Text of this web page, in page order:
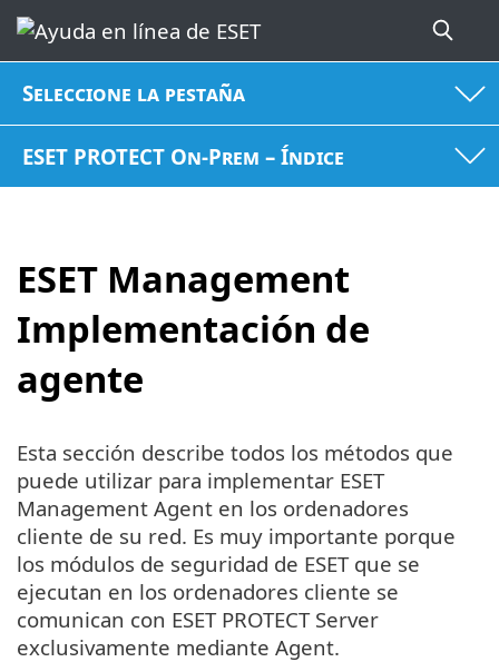
Seleccione la pestaña
ESET PROTECT On-Prem – Índice
ESET Management
Implementación de
agente
Esta sección describe todos los métodos que
puede utilizar para implementar ESET
Management Agent en los ordenadores
cliente de su red. Es muy importante porque
los módulos de seguridad de ESET que se
ejecutan en los ordenadores cliente se
comunican con ESET PROTECT Server
exclusivamente mediante Agent.